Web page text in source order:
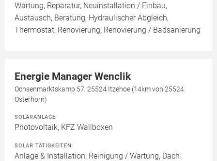
Wartung, Reparatur, Neuinstallation / Einbau,
Austausch, Beratung, Hydraulischer Abgleich,
Thermostat, Renovierung, Renovierung / Badsanierung
Energie Manager Wenclik
Ochsenmarktskamp 57, 25524 Itzehoe (14km von 25524
Osterhorn)
SOLARANLAGE
Photovoltaik, KFZ Wallboxen
SOLAR TÄTIGKEITEN
Anlage & Installation, Reinigung / Wartung, Dach